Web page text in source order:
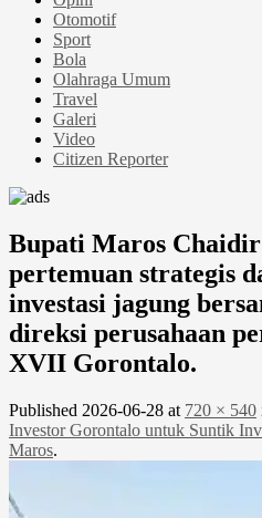
Otomotif
Sport
Bola
Olahraga Umum
Travel
Galeri
Video
Citizen Reporter
Bupati Maros
pertemuan strategis
investasi jagung
direksi perusahaan
XVII Gorontalo.
Published 2026-06-28 at 720 × 540
Investor Gorontalo untuk Suntik
Maros.